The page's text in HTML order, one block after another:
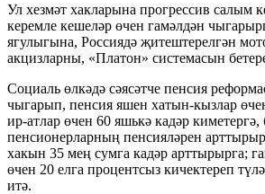
Ул хезмәт хакларына прогрессив салым
керемле кешеләр өчен гамәлдән
ягулыгына, Россиядә җитештерелгән
акцизларны, «Платон» системасын
Социаль өлкәдә сәясәтче пенсия
чыгарып, пенсия яшен хатын-кызлар
ир-атлар өчен 60 яшькә кадәр киметергә,
пенсионерларның пенсияләрен
хакын 35 мең сумга кадәр арттырырга;
өчен 20 елга процентсыз кичектереп
итә.